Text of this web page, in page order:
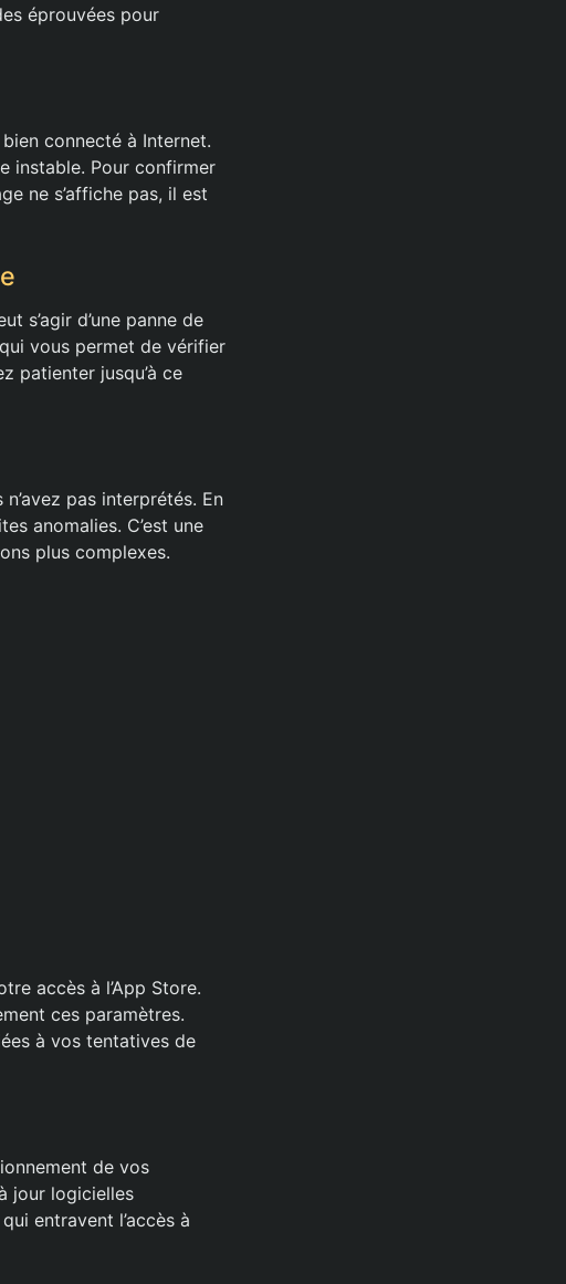
éprouvées pour
connecté à Internet.
instable. Pour confirmer
ne s’affiche pas, il est
s’agir d’une panne de
vous permet de vérifier
patienter jusqu’à ce
pas interprétés. En
anomalies. C’est une
plus complexes.
accès à l’App Store.
ces paramètres.
à vos tentatives de
de vos
jour logicielles
entravent l’accès à